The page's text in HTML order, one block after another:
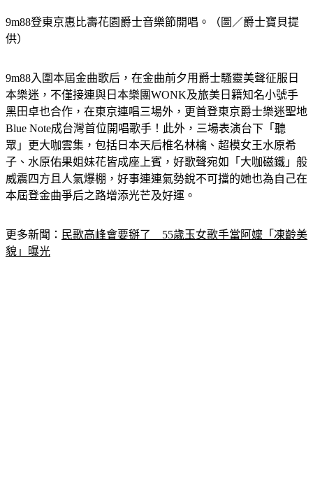
9m88登東京惠比壽花園爵士音樂節開唱。（圖／爵士寶貝提
9m88入圍本屆金曲歌后，在金曲前夕用爵士騷靈美聲征服日
本樂迷，不僅接連與日本樂團WONK及旅美日籍知名小號手
黑田卓也合作，在東京連唱三場外，更首登東京爵士樂迷聖地
Blue Note成台灣首位開唱歌手！此外，三場表演台下「聽
眾」更大咖雲集，包括日本天后椎名林檎、超模女王水原希
子、水原佑果姐妹花皆成座上賓，好歌聲宛如「大咖磁鐵」般
威震四方且人氣爆棚，好事連連氣勢銳不可擋的她也為自己在
更多新聞：